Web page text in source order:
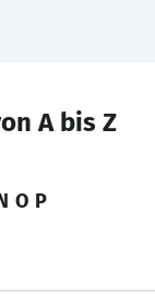
A bis Z
O P